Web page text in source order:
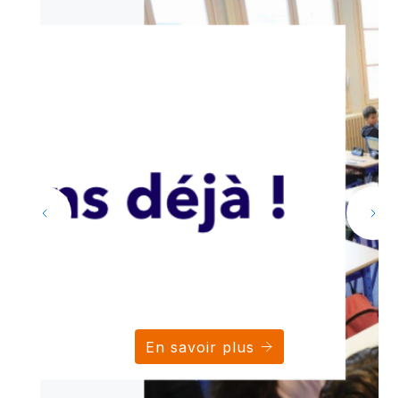
En savoir plus